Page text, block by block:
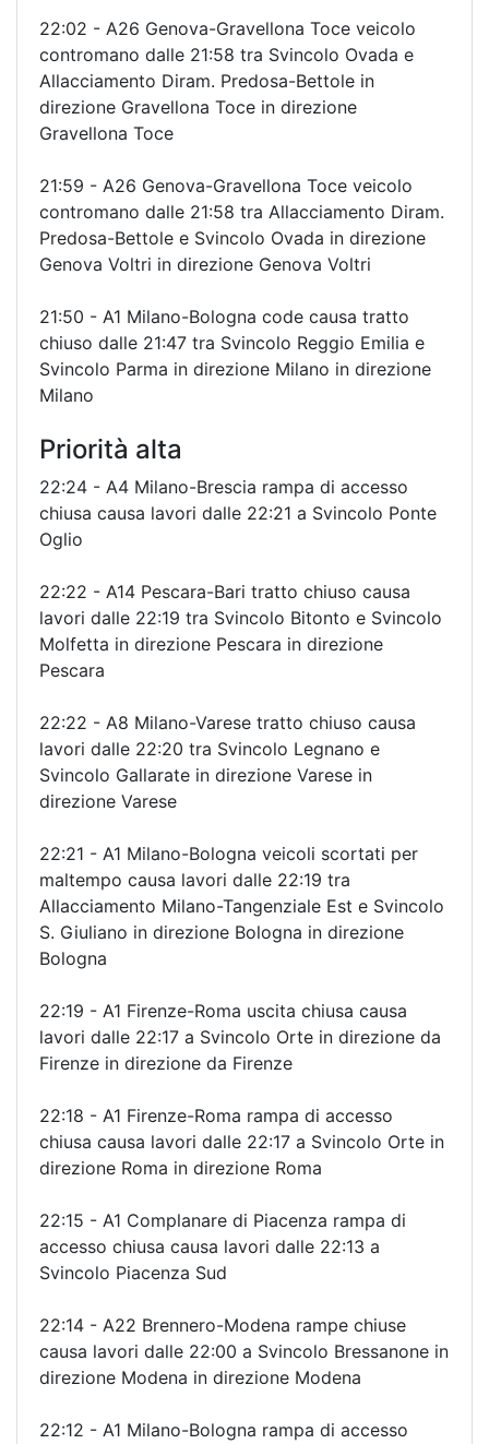
22:02 - A26 Genova-Gravellona Toce veicolo
contromano dalle 21:58 tra Svincolo Ovada e
Allacciamento Diram. Predosa-Bettole in
direzione Gravellona Toce in direzione
Gravellona Toce
21:59 - A26 Genova-Gravellona Toce veicolo
contromano dalle 21:58 tra Allacciamento Diram.
Predosa-Bettole e Svincolo Ovada in direzione
Genova Voltri in direzione Genova Voltri
21:50 - A1 Milano-Bologna code causa tratto
chiuso dalle 21:47 tra Svincolo Reggio Emilia e
Svincolo Parma in direzione Milano in direzione
Milano
Priorità alta
22:24 - A4 Milano-Brescia rampa di accesso
chiusa causa lavori dalle 22:21 a Svincolo Ponte
Oglio
22:22 - A14 Pescara-Bari tratto chiuso causa
lavori dalle 22:19 tra Svincolo Bitonto e Svincolo
Molfetta in direzione Pescara in direzione
Pescara
22:22 - A8 Milano-Varese tratto chiuso causa
lavori dalle 22:20 tra Svincolo Legnano e
Svincolo Gallarate in direzione Varese in
direzione Varese
22:21 - A1 Milano-Bologna veicoli scortati per
maltempo causa lavori dalle 22:19 tra
Allacciamento Milano-Tangenziale Est e Svincolo
S. Giuliano in direzione Bologna in direzione
Bologna
22:19 - A1 Firenze-Roma uscita chiusa causa
lavori dalle 22:17 a Svincolo Orte in direzione da
Firenze in direzione da Firenze
22:18 - A1 Firenze-Roma rampa di accesso
chiusa causa lavori dalle 22:17 a Svincolo Orte in
direzione Roma in direzione Roma
22:15 - A1 Complanare di Piacenza rampa di
accesso chiusa causa lavori dalle 22:13 a
Svincolo Piacenza Sud
22:14 - A22 Brennero-Modena rampe chiuse
causa lavori dalle 22:00 a Svincolo Bressanone in
direzione Modena in direzione Modena
22:12 - A1 Milano-Bologna rampa di accesso